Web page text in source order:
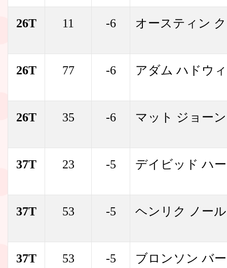
26T 11 -6 オースティン
26T 77 -6 アダム ハドウ
26T 35 -6 マット ジョー
37T 23 -5 デイビッド ハ
37T 53 -5 ヘンリク ノー
37T 53 -5 ブロンソン バ